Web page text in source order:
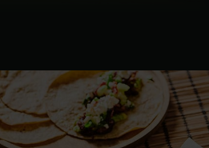
Hungary | Magyarország